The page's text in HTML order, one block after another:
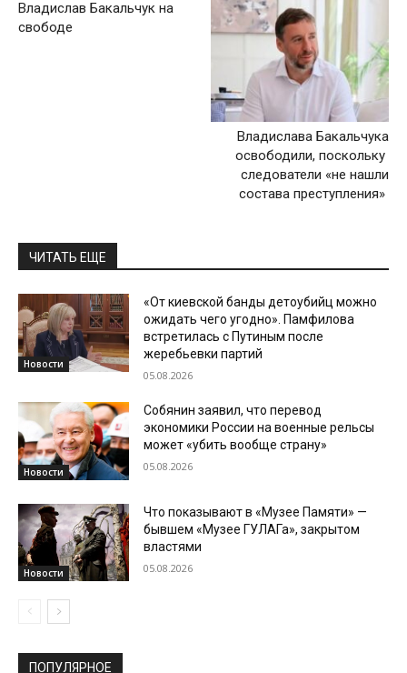
Владислав Бакальчук на
свободе
Владислава Бакальчука
освободили, поскольку
следователи «не нашли
состава преступления»
ЧИТАТЬ ЕЩЕ
Новости
«От киевской банды детоубийц можно
ожидать чего угодно». Памфилова
встретилась с Путиным после
жеребьевки партий
05.08.2026
Новости
Собянин заявил, что перевод
экономики России на военные рельсы
может «убить вообще страну»
05.08.2026
Новости
Что показывают в «Музее Памяти» —
бывшем «Музее ГУЛАГа», закрытом
властями
05.08.2026
ПОПУЛЯРНОЕ